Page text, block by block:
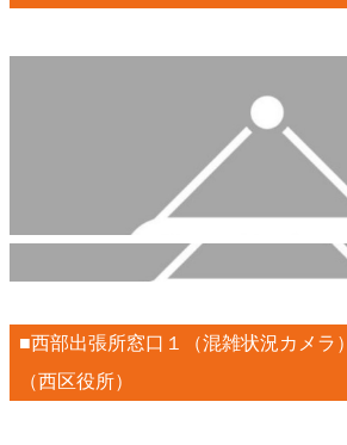
■西部出張所窓口１（混雑状況カメラ）
（西区役所）